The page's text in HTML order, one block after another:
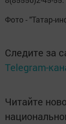
Фото - "Татар-
Следите за
Telegram-
Читайте